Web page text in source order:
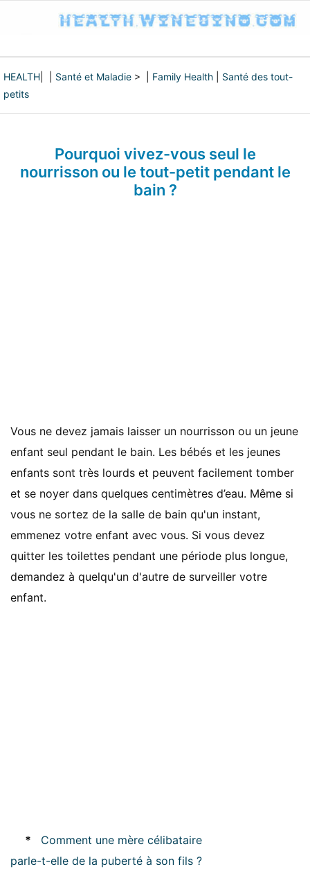
HEALTH Santé et Maladie > | Family Health
Santé des tout-
petits
Pourquoi vivez-vous seul le
nourrisson ou le tout-petit pendant le
bain ?
Vous ne devez jamais laisser un nourrisson ou un jeune
enfant seul pendant le bain. Les bébés et les jeunes
enfants sont très lourds et peuvent facilement tomber
et se noyer dans quelques centimètres d’eau. Même si
vous ne sortez de la salle de bain qu'un instant,
emmenez votre enfant avec vous. Si vous devez
quitter les toilettes pendant une période plus longue,
demandez à quelqu'un d'autre de surveiller votre
enfant.
*
Comment une mère célibataire
parle-t-elle de la puberté à son fils ?